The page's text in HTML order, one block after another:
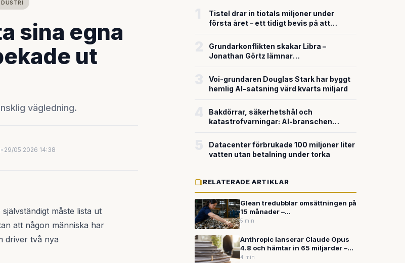
sina egna
ut
vägledning.
• 29/05 2026 14:38
måste lista ut
att någon människa har
driver två nya
Tistel drar in tiotals miljoner under
första året – ett tidigt bevis på att
försvarsteknik
Grundarkonflikten skakar Libra –
Jonathan Görtz lämnar
miljardvärderingen
Voi-grundaren Douglas Stark har byggt
hemlig AI-satsning värd kvarts miljard
Bakdörrar, säkerhetshål och
katastrofvarningar: AI-branschen
Datacenter förbrukade 100 miljoner liter
vatten utan betalning under torka
RELATERADE ARTIKLAR
Glean tredubblar omsättningen på
15 månader –
kostnadsbesparingar driver AI in i
5 min
Anthropic lanserar Claude Opus
4.8 och hämtar in 65 miljarder –
satsar på ärlighet som
4 min